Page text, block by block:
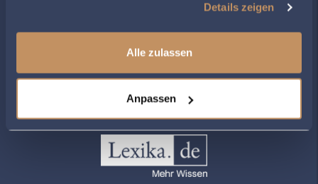
Details zeigen
Alle zulassen
Anpassen